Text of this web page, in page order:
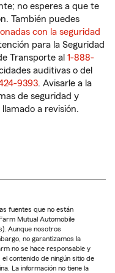
no esperes a que te
También puedes
con la seguridad
para la Seguridad
Transporte al 1-888-
auditivas o del
9393. Avisarle a la
de seguridad y
a revisión.
fuentes que no están
Mutual Automobile
Aunque nosotros
no garantizamos la
no se hace responsable y
contenido de ningún sitio de
La información no tiene la